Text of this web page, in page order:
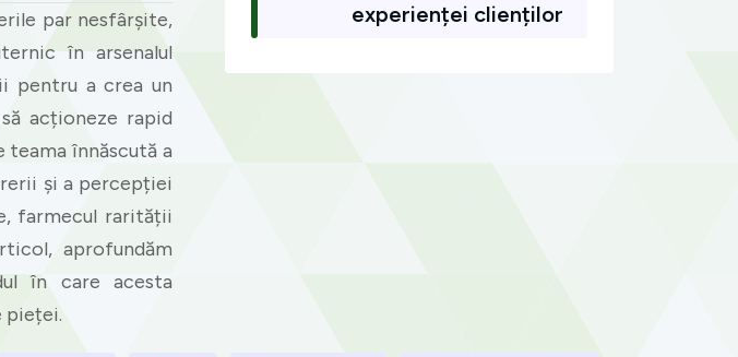
par nesfârșite,
în arsenalul
pentru a crea un
acționeze rapid
teama înnăscută a
și a percepției
farmecul rarității
aprofundăm
în care acesta
pieței.
experienței clienților